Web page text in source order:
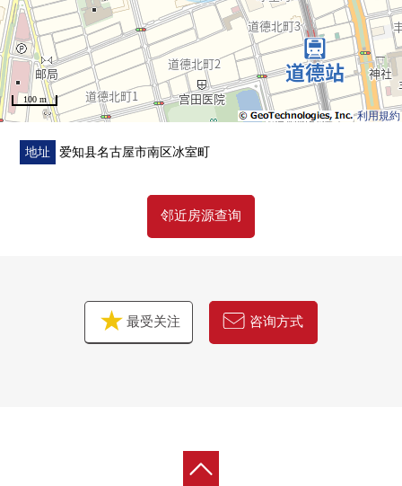
利用規約
100 m
地址 爱知县名古屋市南区冰室町
邻近房源查询
最受关注 咨询方式